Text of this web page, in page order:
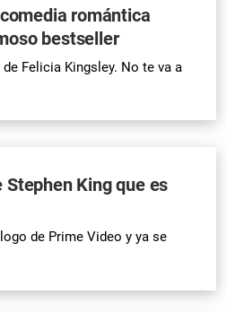
romántica
bestseller
Felicia Kingsley. No te va a
King que es
de Prime Video y ya se